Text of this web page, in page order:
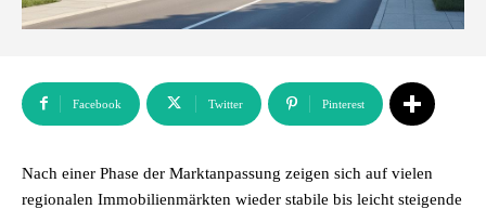
Facebook Twitter Pinterest
Nach einer Phase der Marktanpassung zeigen sich auf vielen
regionalen Immobilienmärkten wieder stabile bis leicht steigende